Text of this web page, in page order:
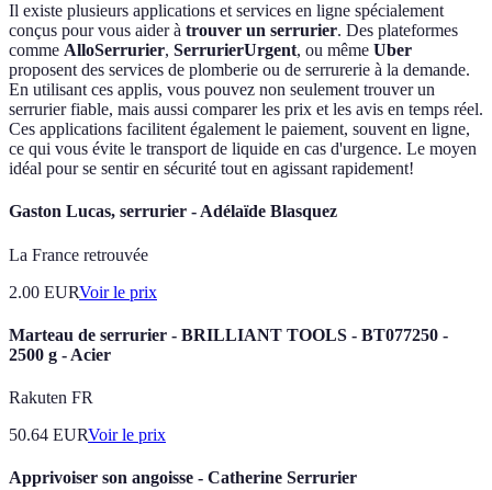
Il existe plusieurs applications et services en ligne spécialement
conçus pour vous aider à trouver un serrurier. Des plateformes
comme AlloSerrurier, SerrurierUrgent, ou même Uber
proposent des services de plomberie ou de serrurerie à la demande.
En utilisant ces applis, vous pouvez non seulement trouver un
serrurier fiable, mais aussi comparer les prix et les avis en temps réel.
Ces applications facilitent également le paiement, souvent en ligne,
ce qui vous évite le transport de liquide en cas d'urgence. Le moyen
idéal pour se sentir en sécurité tout en agissant rapidement!
Gaston Lucas, serrurier - Adélaïde Blasquez
La France retrouvée
2.00 EURVoir le prix
Marteau de serrurier - BRILLIANT TOOLS - BT077250 -
2500 g - Acier
Rakuten FR
50.64 EURVoir le prix
Apprivoiser son angoisse - Catherine Serrurier